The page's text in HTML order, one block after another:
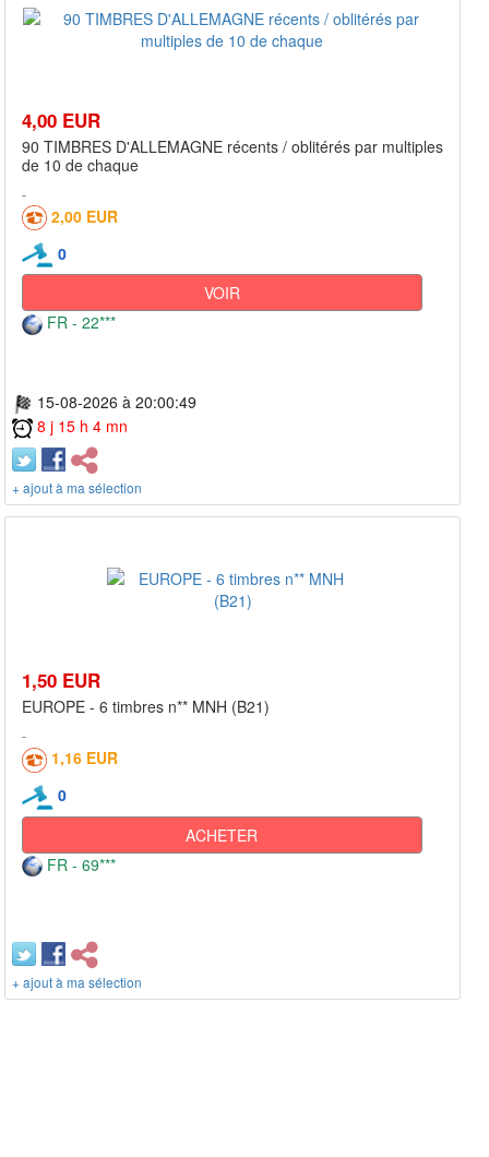
4,00 EUR
90 TIMBRES D'ALLEMAGNE récents / oblitérés par multiples
de 10 de chaque
2,00 EUR
0
VOIR
FR - 22***
15-08-2026 à 20:00:49
8 j 15 h 4 mn
+ ajout à ma sélection
1,50 EUR
EUROPE - 6 timbres n** MNH (B21)
1,16 EUR
0
ACHETER
FR - 69***
+ ajout à ma sélection